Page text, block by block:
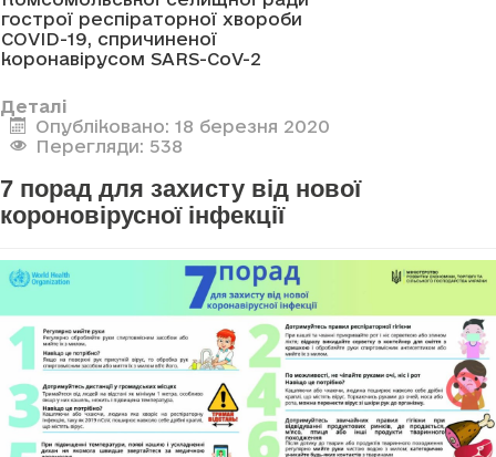
гострої респіраторної хвороби
COVID-19, спричиненої
коронавірусом SARS-CoV-2
Деталі
Опубліковано: 18 березня 2020
Перегляди: 538
7 порад для захисту від нової
короновірусної інфекції